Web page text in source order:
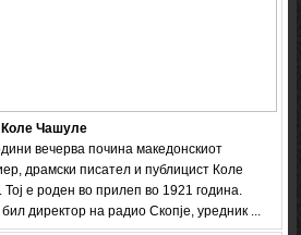
Чашуле
вечерва почина македонскиот
драмски писател и публицист Коле
е роден во прилеп во 1921 година.
директор на радио Скопје, уредник ...